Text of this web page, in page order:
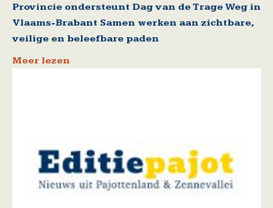
Provincie ondersteunt Dag van de Trage Weg in
Vlaams-Brabant Samen werken aan zichtbare,
veilige en beleefbare paden
Meer lezen